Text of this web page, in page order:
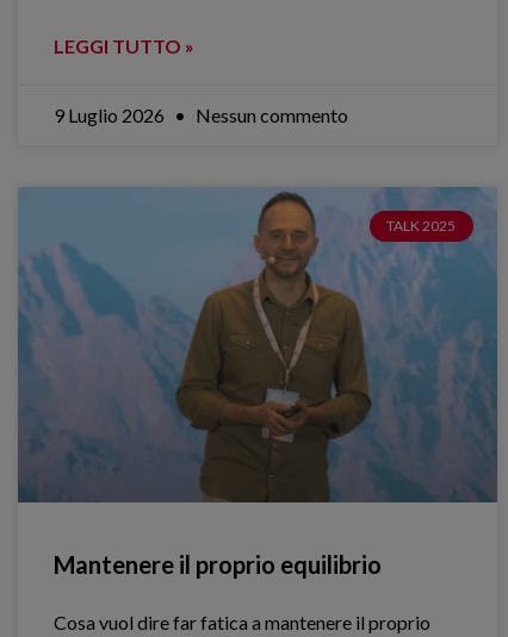
LEGGI TUTTO »
9 Luglio 2026 Nessun commento
TALK 2025
Mantenere il proprio equilibrio
Cosa vuol dire far fatica a mantenere il proprio